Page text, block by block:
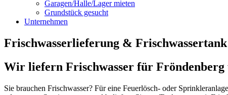
Garagen/Halle/Lager mieten
Grundstück gesucht
Unternehmen
Frischwasserlieferung &
Wir liefern Frischwasser für Fröndenberg
Sie brauchen Frischwasser? Für eine Feuerlösch- oder